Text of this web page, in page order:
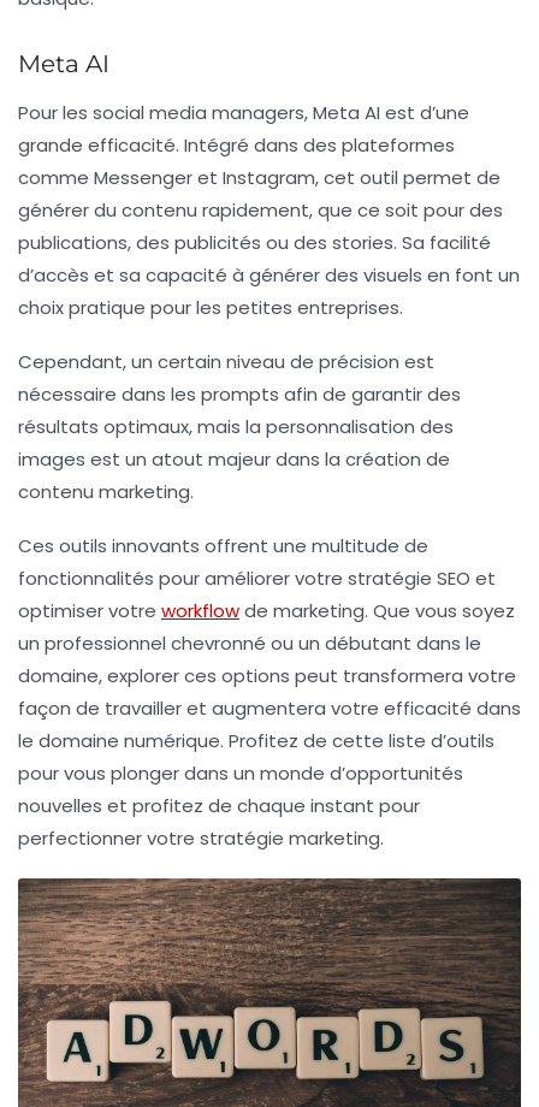
Meta AI
Pour les social media managers,Meta AI est d’une
grande efficacité. Intégré dans des plateformes
comme Messenger et Instagram, cet outil permet de
générer du contenu rapidement, que ce soit pour des
publications, des publicités ou des stories. Sa facilité
d’accès et sa capacité à générer des visuels en font un
choix pratique pour les petites entreprises.
Cependant, un certain niveau de précision est
nécessaire dans les prompts afin de garantir des
résultats optimaux, mais la personnalisation des
images est un atout majeur dans la création de
contenu marketing.
Ces outils innovants offrent une multitude de
fonctionnalités pour améliorer votre stratégie SEO et
optimiser votre workflowde marketing. Que vous soyez
un professionnel chevronné ou un débutant dans le
domaine, explorer ces options peut transformera votre
façon de travailler et augmentera votre efficacité dans
le domaine numérique. Profitez de cette liste d’outils
pour vous plonger dans un monde d’opportunités
nouvelles et profitez de chaque instant pour
perfectionner votre stratégie marketing.